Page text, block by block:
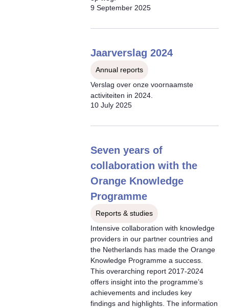
9 September 2025
Jaarverslag 2024
Annual reports
Verslag over onze voornaamste
activiteiten in 2024.
10 July 2025
Seven years of
collaboration with the
Orange Knowledge
Programme
Reports & studies
Intensive collaboration with knowledge
providers in our partner countries and
the Netherlands has made the Orange
Knowledge Programme a success.
This overarching report 2017-2024
offers insight into the programme’s
achievements and includes key
findings and highlights. The information